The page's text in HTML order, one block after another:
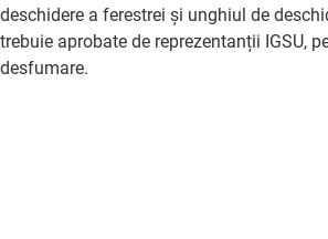
deschidere a ferestrei și unghiul de
trebuie aprobate de reprezentanții IGSU,
desfumare.